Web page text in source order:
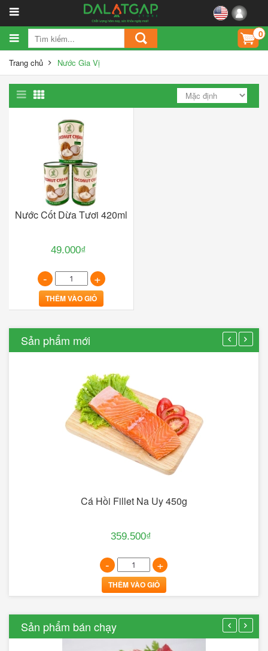
0
Trang chủ Nước Gia Vị
Nước Cốt Dừa Tươi 420ml
49.000₫
- +
THÊM VÀO GIỎ
Sản phẩm mới
Cá Hồi Fillet Na Uy 450g
359.500₫
- +
THÊM VÀO GIỎ
Sản phẩm bán chạy